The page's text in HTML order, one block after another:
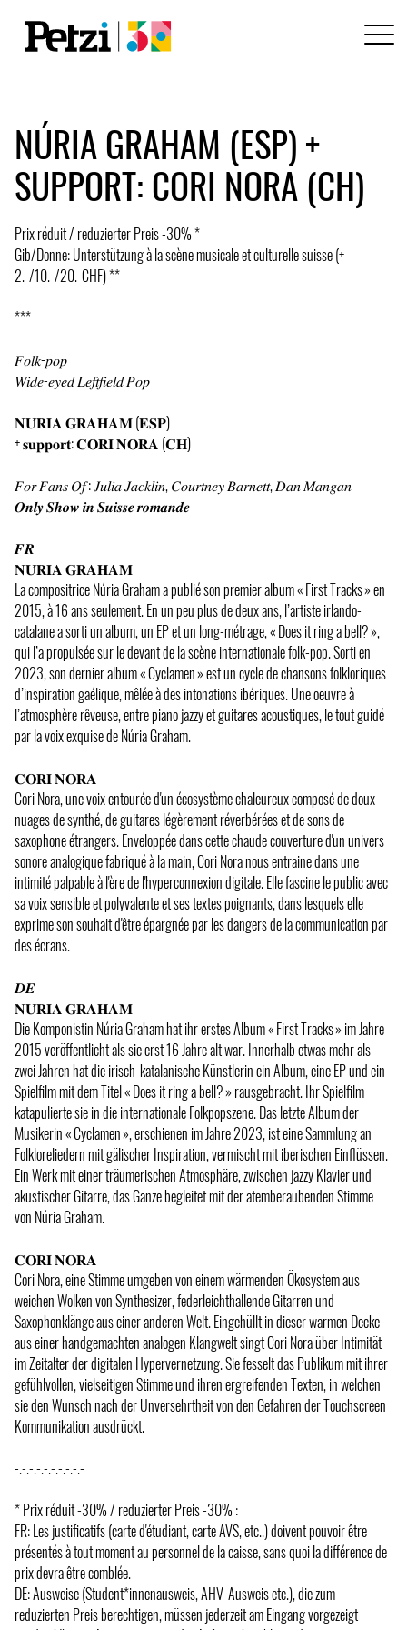
NÚRIA GRAHAM (ESP) +
SUPPORT: CORI NORA (CH)
Prix réduit / reduzierter Preis -30% *
Gib/Donne: Unterstützung à la scène musicale et culturelle suisse (+
2.-/10.-/20.-CHF) **
***
𝐹𝑜𝑙𝑘-𝑝𝑜𝑝
𝑊𝑖𝑑𝑒-𝑒𝑦𝑒𝑑 𝐿𝑒𝑓𝑡𝑓𝑖𝑒𝑙𝑑 𝑃𝑜𝑝
𝐍𝐔́𝐑𝐈𝐀 𝐆𝐑𝐀𝐇𝐀𝐌 (𝐄𝐒𝐏)
+ 𝐬𝐮𝐩𝐩𝐨𝐫𝐭: 𝐂𝐎𝐑𝐈 𝐍𝐎𝐑𝐀 (𝐂𝐇)
𝐹𝑜𝑟 𝐹𝑎𝑛𝑠 𝑂𝑓 : 𝐽𝑢𝑙𝑖𝑎 𝐽𝑎𝑐𝑘𝑙𝑖𝑛, 𝐶𝑜𝑢𝑟𝑡𝑛𝑒𝑦 𝐵𝑎𝑟𝑛𝑒𝑡𝑡, 𝐷𝑎𝑛 𝑀𝑎𝑛𝑔𝑎𝑛
𝑶𝒏𝒍𝒚 𝑺𝒉𝒐𝒘 𝒊𝒏 𝑺𝒖𝒊𝒔𝒔𝒆 𝒓𝒐𝒎𝒂𝒏𝒅𝒆
𝑭𝑹
𝐍𝐔́𝐑𝐈𝐀 𝐆𝐑𝐀𝐇𝐀𝐌
La compositrice Núria Graham a publié son premier album « First Tracks » en
2015, à 16 ans seulement. En un peu plus de deux ans, l’artiste irlando-
catalane a sorti un album, un EP et un long-métrage, « Does it ring a bell? »,
qui l’a propulsée sur le devant de la scène internationale folk-pop. Sorti en
2023, son dernier album « Cyclamen » est un cycle de chansons folkloriques
d’inspiration gaélique, mêlée à des intonations ibériques. Une oeuvre à
l’atmosphère rêveuse, entre piano jazzy et guitares acoustiques, le tout guidé
par la voix exquise de Núria Graham.
𝐂𝐎𝐑𝐈 𝐍𝐎𝐑𝐀
Cori Nora, une voix entourée d'un écosystème chaleureux composé de doux
nuages de synthé, de guitares légèrement réverbérées et de sons de
saxophone étrangers. Enveloppée dans cette chaude couverture d'un univers
sonore analogique fabriqué à la main, Cori Nora nous entraine dans une
intimité palpable à l'ère de l'hyperconnexion digitale. Elle fascine le public avec
sa voix sensible et polyvalente et ses textes poignants, dans lesquels elle
exprime son souhait d'être épargnée par les dangers de la communication par
des écrans.
𝑫𝑬
𝐍𝐔́𝐑𝐈𝐀 𝐆𝐑𝐀𝐇𝐀𝐌
Die Komponistin Núria Graham hat ihr erstes Album « First Tracks » im Jahre
2015 veröffentlicht als sie erst 16 Jahre alt war. Innerhalb etwas mehr als
zwei Jahren hat die irisch-katalanische Künstlerin ein Album, eine EP und ein
Spielfilm mit dem Titel « Does it ring a bell? » rausgebracht. Ihr Spielfilm
katapulierte sie in die internationale Folkpopszene. Das letzte Album der
Musikerin « Cyclamen », erschienen im Jahre 2023, ist eine Sammlung an
Folkloreliedern mit gälischer Inspiration, vermischt mit iberischen Einflüssen.
Ein Werk mit einer träumerischen Atmosphäre, zwischen jazzy Klavier und
akustischer Gitarre, das Ganze begleitet mit der atemberaubenden Stimme
von Núria Graham.
𝐂𝐎𝐑𝐈 𝐍𝐎𝐑𝐀
Cori Nora, eine Stimme umgeben von einem wärmenden Ökosystem aus
weichen Wolken von Synthesizer, federleichthallende Gitarren und
Saxophonklänge aus einer anderen Welt. Eingehüllt in dieser warmen Decke
aus einer handgemachten analogen Klangwelt singt Cori Nora über Intimität
im Zeitalter der digitalen Hypervernetzung. Sie fesselt das Publikum mit ihrer
gefühlvollen, vielseitigen Stimme und ihren ergreifenden Texten, in welchen
sie den Wunsch nach der Unversehrtheit von den Gefahren der Touchscreen
Kommunikation ausdrückt.
-.-.-.-.-.-.-.-.-.-
* Prix réduit -30% / reduzierter Preis -30% :
FR: Les justificatifs (carte d'étudiant, carte AVS, etc..) doivent pouvoir être
présentés à tout moment au personnel de la caisse, sans quoi la différence de
prix devra être comblée.
DE: Ausweise (Student*innenausweis, AHV-Ausweis etc.), die zum
reduzierten Preis berechtigen, müssen jederzeit am Eingang vorgezeigt